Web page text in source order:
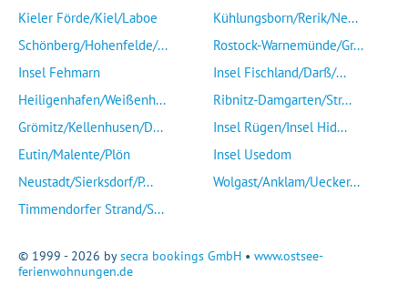
Kieler Förde/Kiel/Laboe
Schönberg/Hohenfelde/...
Insel Fehmarn
Heiligenhafen/Weißenh...
Grömitz/Kellenhusen/D...
Eutin/Malente/Plön
Neustadt/Sierksdorf/P...
Timmendorfer Strand/S...
Kühlungsborn/Rerik/Ne...
Rostock-Warnemünde/Gr...
Insel Fischland/Darß/...
Ribnitz-Damgarten/Str...
Insel Rügen/Insel Hid...
Insel Usedom
Wolgast/Anklam/Uecker...
© 1999 - 2026 bysecra bookings GmbH • www.ostsee-
ferienwohnungen.de